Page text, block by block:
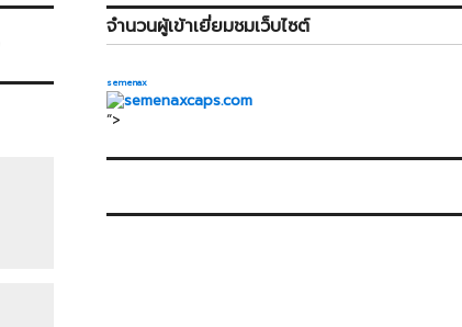
จำนวนผู้เข้าเยี่ยมชมเว็บไซต์
semenax
“>